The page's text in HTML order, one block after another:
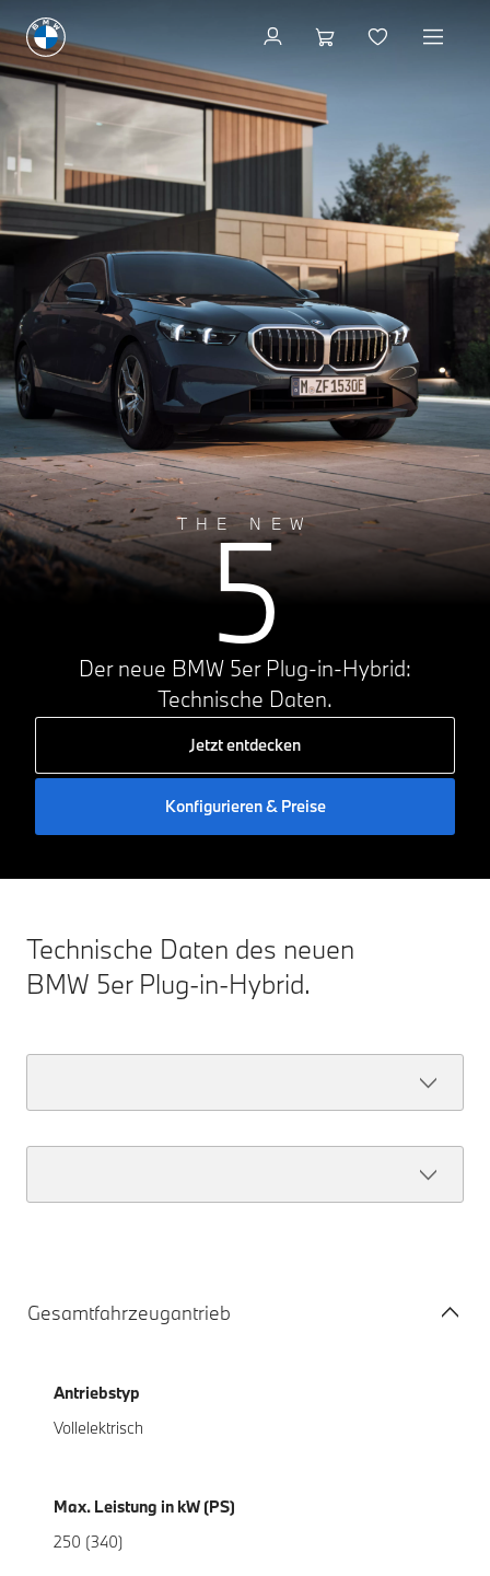
THE NEW
5
Der neue BMW 5er Plug-in-Hybrid:
Technische Daten.
Jetzt entdecken
Konfigurieren & Preise
Technische Daten des neuen
BMW 5er Plug-in-Hybrid.
Gesamtfahrzeugantrieb
Antriebstyp
Vollelektrisch
Max. Leistung in kW (PS)
250 (340)